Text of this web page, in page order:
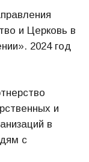
и Церковь в
2024 год
и
в
с